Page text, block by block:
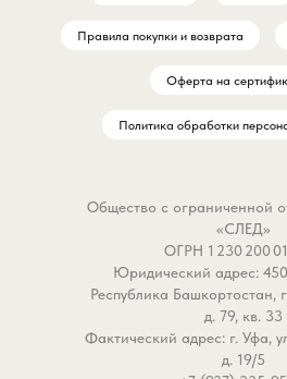
Правила покупки и возврата
Оферта на
Политика обработки
Общество с ограниченной
«СЛЕД»
ОГРН 1 230 200
Юридический адрес:
Республика Башкортостан,
д. 79, кв. 33
Фактический адрес: г. Уфа,
д. 19/5